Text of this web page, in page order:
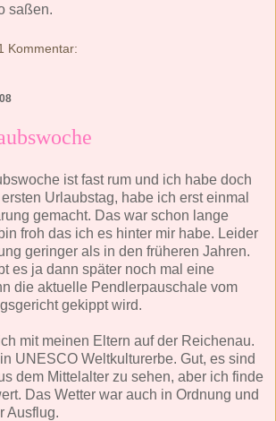
saßen.
Kommentar:
ist fast rum und ich habe doch
Urlaubstag, habe ich erst einmal
gemacht. Das war schon lange
froh das ich es hinter mir habe. Leider
geringer als in den früheren Jahren.
es ja dann später noch mal eine
die aktuelle Pendlerpauschale vom
gekippt wird.
mit meinen Eltern auf der Reichenau.
UNESCO Weltkulturerbe. Gut, es sind
dem Mittelalter zu sehen, aber ich finde
Das Wetter war auch in Ordnung und
Ausflug.